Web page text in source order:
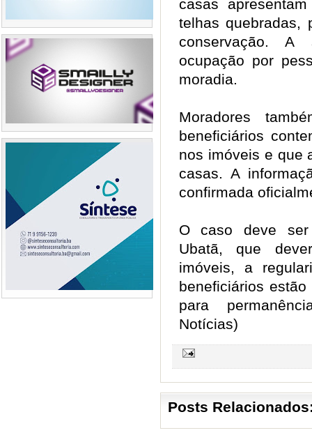
casas
telhas quebradas,
conservação.
ocupação por
moradia.
Moradores
beneficiários
nos imóveis e que
casas. A
confirmada
O caso deve
Ubatã, que
imóveis, a
beneficiários
para
Notícias)
Posts